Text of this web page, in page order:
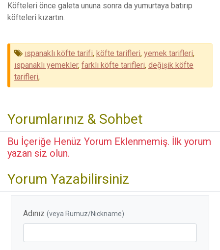
Köfteleri önce galeta ununa sonra da yumurtaya batırıp
köfteleri kızartın.
ıspanaklı köfte tarifi, köfte tarifleri, yemek tarifleri,
ıspanaklı yemekler, farklı köfte tarifleri, değişik köfte
tarifleri,
Yorumlarınız & Sohbet
Bu İçeriğe Henüz Yorum Eklenmemiş. İlk yorum
yazan siz olun.
Yorum Yazabilirsiniz
Adınız(veya Rumuz/Nickname)